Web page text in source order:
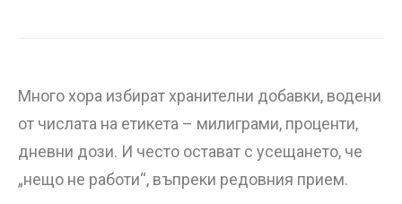
Много хора избират хранителни добавки, водени
от числата на етикета – милиграми, проценти,
дневни дози. И често остават с усещането, че
„нещо не работи“, въпреки редовния прием.